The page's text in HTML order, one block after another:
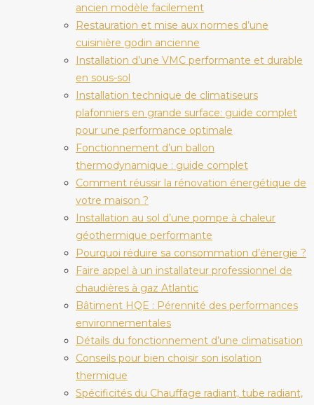
ancien modèle facilement
Restauration et mise aux normes d’une
cuisinière godin ancienne
Installation d’une VMC performante et durable
en sous-sol
Installation technique de climatiseurs
plafonniers en grande surface: guide complet
pour une performance optimale
Fonctionnement d’un ballon
thermodynamique : guide complet
Comment réussir la rénovation énergétique de
votre maison ?
Installation au sol d’une pompe à chaleur
géothermique performante
Pourquoi réduire sa consommation d’énergie ?
Faire appel à un installateur professionnel de
chaudières à gaz Atlantic
Bâtiment HQE : Pérennité des performances
environnementales
Détails du fonctionnement d’une climatisation
Conseils pour bien choisir son isolation
thermique
Spécificités du Chauffage radiant, tube radiant,